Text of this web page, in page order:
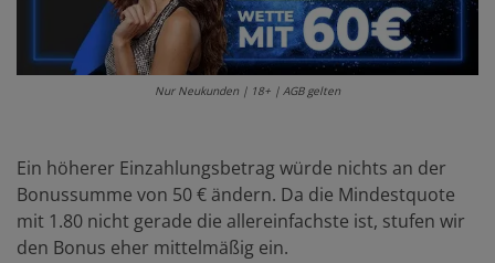
Nur Neukunden | 18+ | AGB gelten
Ein höherer Einzahlungsbetrag würde nichts an der
Bonussumme von 50 € ändern. Da die Mindestquote
mit 1.80 nicht gerade die allereinfachste ist, stufen wir
den Bonus eher mittelmäßig ein.